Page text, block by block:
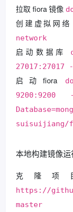
拉取 fiora 镜像
创建虚拟网络
network
启动数据库
27017:27017
启动fiora
suisuijiang/
本地构建镜像运
克隆
https://
master